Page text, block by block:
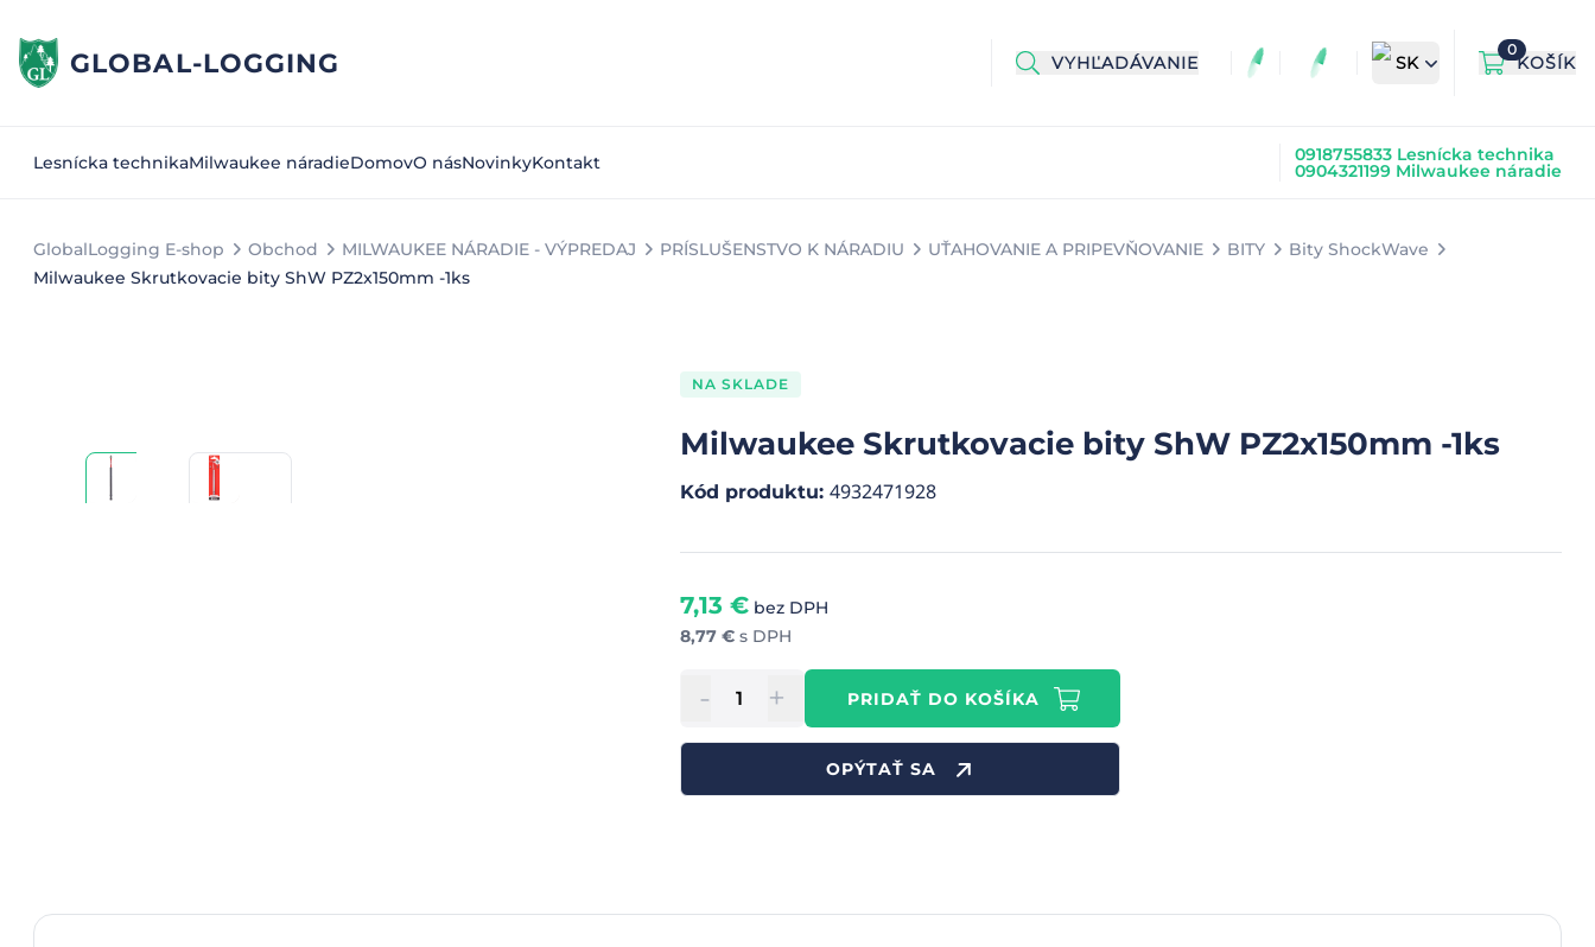
GLOBAL-LOGGING VYHĽADÁVANIE SK
0
KOŠÍK
Lesnícka technikaMilwaukee náradieDomovO násNovinkyKontakt 0918755833 Lesnícka technika
0904321199 Milwaukee náradie
GlobalLogging E-shop Obchod MILWAUKEE NÁRADIE - VÝPREDAJ PRÍSLUŠENSTVO K NÁRADIU UŤAHOVANIE A PRIPEVŇOVANIE BITY
Bity ShockWave
Milwaukee Skrutkovacie bity ShW PZ2x150mm -1ks
NA SKLADE
Milwaukee Skrutkovacie bity ShW PZ2x150mm -1ks
Kód produktu: 4932471928
7,13 € bez DPH
8,77 € s DPH
- + PRIDAŤ DO KOŠÍKA
OPÝTAŤ SA